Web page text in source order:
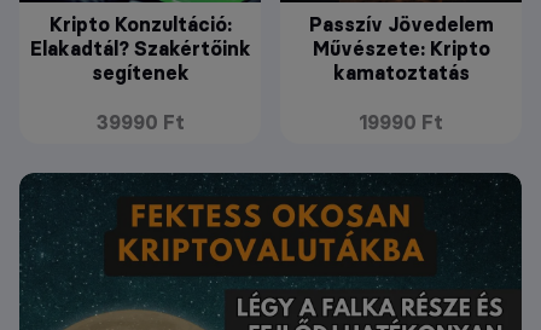
Kripto Konzultáció:
Elakadtál? Szakértőink
segítenek
39990 Ft
Passzív Jövedelem
Művészete: Kripto
kamatoztatás
19990 Ft